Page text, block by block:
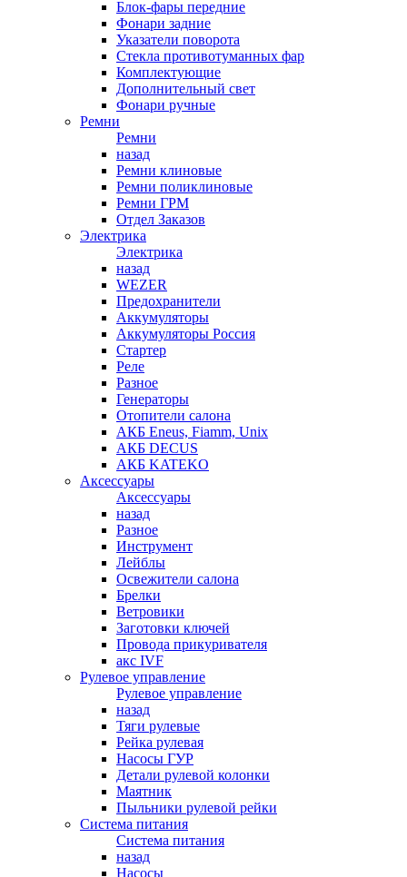
Блок-фары передние
Фонари задние
Указатели поворота
Стекла противотуманных фар
Комплектующие
Дополнительный свет
Фонари ручные
Ремни
Ремни
назад
Ремни клиновые
Ремни поликлиновые
Ремни ГРМ
Отдел Заказов
Электрика
Электрика
назад
WEZER
Предохранители
Аккумуляторы
Аккумуляторы Россия
Стартер
Реле
Разное
Генераторы
Отопители салона
АКБ Eneus, Fiamm, Unix
АКБ DECUS
АКБ KATEKO
Аксессуары
Аксессуары
назад
Разное
Инструмент
Лейблы
Освежители салона
Брелки
Ветровики
Заготовки ключей
Провода прикуривателя
акс IVF
Рулевое управление
Рулевое управление
назад
Тяги рулевые
Рейка рулевая
Насосы ГУР
Детали рулевой колонки
Маятник
Пыльники рулевой рейки
Система питания
Система питания
назад
Насосы